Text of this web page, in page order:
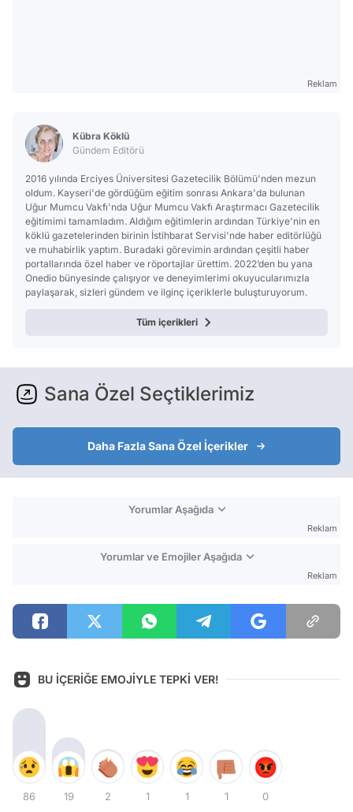
Reklam
Kübra Köklü
Gündem Editörü
2016 yılında Erciyes Üniversitesi Gazetecilik Bölümü'nden mezun
oldum. Kayseri'de gördüğüm eğitim sonrası Ankara'da bulunan
Uğur Mumcu Vakfı'nda Uğur Mumcu Vakfı Araştırmacı Gazetecilik
eğitimimi tamamladım. Aldığım eğitimlerin ardından Türkiye'nin en
köklü gazetelerinden birinin İstihbarat Servisi'nde haber editörlüğü
ve muhabirlik yaptım. Buradaki görevimin ardından çeşitli haber
portallarında özel haber ve röportajlar ürettim. 2022’den bu yana
Onedio bünyesinde çalışıyor ve deneyimlerimi okuyucularımızla
paylaşarak, sizleri gündem ve ilginç içeriklerle buluşturuyorum.
Tüm içerikleri
Sana Özel Seçtiklerimiz
Daha Fazla Sana Özel İçerikler
Yorumlar Aşağıda
Reklam
Yorumlar ve Emojiler Aşağıda
Reklam
BU İÇERİĞE EMOJİYLE TEPKİ VER!
86 19 2 1 1 1 0